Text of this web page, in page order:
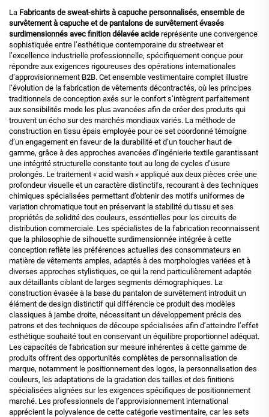
La Fabricants de sweat-shirts à capuche personnalisés, ensemble de
survêtement à capuche et de pantalons de survêtement évasés
surdimensionnés avec finition délavée acide représente une convergence
sophistiquée entre l’esthétique contemporaine du streetwear et
l’excellence industrielle professionnelle, spécifiquement conçue pour
répondre aux exigences rigoureuses des opérations internationales
d’approvisionnement B2B. Cet ensemble vestimentaire complet illustre
l’évolution de la fabrication de vêtements décontractés, où les principes
traditionnels de conception axés sur le confort s’intègrent parfaitement
aux sensibilités mode les plus avancées afin de créer des produits qui
trouvent un écho sur des marchés mondiaux variés. La méthode de
construction en tissu épais employée pour ce set coordonné témoigne
d’un engagement en faveur de la durabilité et d’un toucher haut de
gamme, grâce à des approches avancées d’ingénierie textile garantissant
une intégrité structurelle constante tout au long de cycles d’usure
prolongés. Le traitement « acid wash » appliqué aux deux pièces crée une
profondeur visuelle et un caractère distinctifs, recourant à des techniques
chimiques spécialisées permettant d’obtenir des motifs uniformes de
variation chromatique tout en préservant la stabilité du tissu et ses
propriétés de solidité des couleurs, essentielles pour les circuits de
distribution commerciale. Les spécialistes de la fabrication reconnaissent
que la philosophie de silhouette surdimensionnée intégrée à cette
conception reflète les préférences actuelles des consommateurs en
matière de vêtements amples, adaptés à des morphologies variées et à
diverses approches stylistiques, ce qui la rend particulièrement adaptée
aux détaillants ciblant de larges segments démographiques. La
construction évasée à la base du pantalon de survêtement introduit un
élément de design distinctif qui différencie ce produit des modèles
classiques à jambe droite, nécessitant un développement précis des
patrons et des techniques de découpe spécialisées afin d’atteindre l’effet
esthétique souhaité tout en conservant un équilibre proportionnel adéquat.
Les capacités de fabrication sur mesure inhérentes à cette gamme de
produits offrent des opportunités complètes de personnalisation de
marque, notamment le positionnement des logos, la personnalisation des
couleurs, les adaptations de la gradation des tailles et des finitions
spécialisées alignées sur les exigences spécifiques de positionnement
marché. Les professionnels de l’approvisionnement international
apprécient la polyvalence de cette catégorie vestimentaire, car les sets